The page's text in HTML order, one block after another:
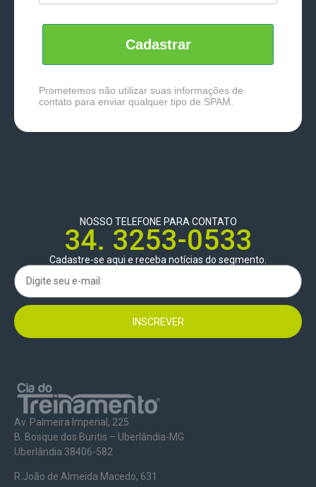
Cadastrar
Prometemos não utilizar suas informações de
contato para enviar qualquer tipo de SPAM.
NOSSO TELEFONE PARA CONTATO
34. 3253-0533
Cadastre-se aqui e receba notícias do segmento.
INSCREVER
Av. Palmeira Imperial, 225
B. Bosque dos Buritis – Uberlândia-MG
Uberlândia 38406-582
R.João de Almeida Macedo, 631